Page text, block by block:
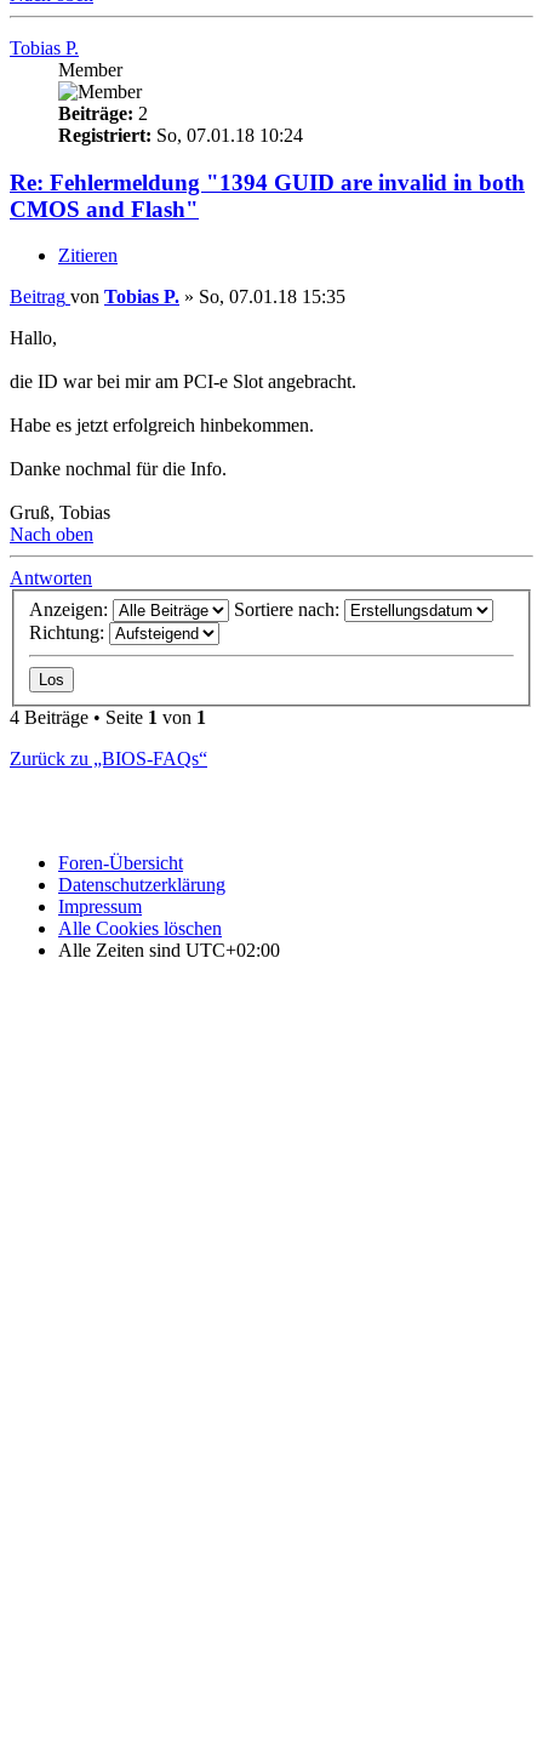
Tobias P.
Member
Beiträge: 2
Registriert: So, 07.01.18 10:24
Re: Fehlermeldung "1394 GUID are invalid in both
CMOS and Flash"
Zitieren
Beitrag von Tobias P. » So, 07.01.18 15:35
Hallo,
die ID war bei mir am PCI-e Slot angebracht.
Habe es jetzt erfolgreich hinbekommen.
Danke nochmal für die Info.
Gruß, Tobias
Nach oben
Antworten
Anzeigen:
Sortiere nach:
Richtung:
4 Beiträge • Seite 1 von 1
Zurück zu „BIOS-FAQs“
Foren-Übersicht
Datenschutzerklärung
Impressum
Alle Cookies löschen
Alle Zeiten sind UTC+02:00